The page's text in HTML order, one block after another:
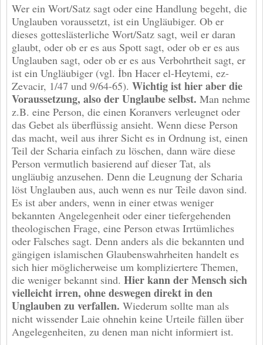
Wer ein Wort/Satz sagt oder eine Handlung begeht, die
Unglauben voraussetzt, ist ein Ungläubiger. Ob er
dieses gotteslästerliche Wort/Satz sagt, weil er daran
glaubt, oder ob er es aus Spott sagt, oder ob er es aus
Unglauben sagt, oder ob er es aus Verbohrtheit sagt, er
ist ein Ungläubiger (vgl. İbn Hacer el-Heytemi, ez-
Zevacir, 1/47 und 9/64-65). Wichtig ist hier aber die
Voraussetzung, also der Unglaube selbst. Man nehme
z.B. eine Person, die einen Koranvers verleugnet oder
das Gebet als überflüssig ansieht. Wenn diese Person
das macht, weil aus ihrer Sicht es in Ordnung ist, einen
Teil der Scharia einfach zu löschen, dann wäre diese
Person vermutlich basierend auf dieser Tat, als
ungläubig anzusehen. Denn die Leugnung der Scharia
löst Unglauben aus, auch wenn es nur Teile davon sind.
Es ist aber anders, wenn in einer etwas weniger
bekannten Angelegenheit oder einer tiefergehenden
theologischen Frage, eine Person etwas Irrtümliches
oder Falsches sagt. Denn anders als die bekannten und
gängigen islamischen Glaubenswahrheiten handelt es
sich hier möglicherweise um kompliziertere Themen,
die weniger bekannt sind. Hier kann der Mensch sich
vielleicht irren, ohne deswegen direkt in den
Unglauben zu verfallen. Wiederum sollte man als
nicht wissender Laie ohnehin keine Urteile fällen über
Angelegenheiten, zu denen man nicht informiert ist.